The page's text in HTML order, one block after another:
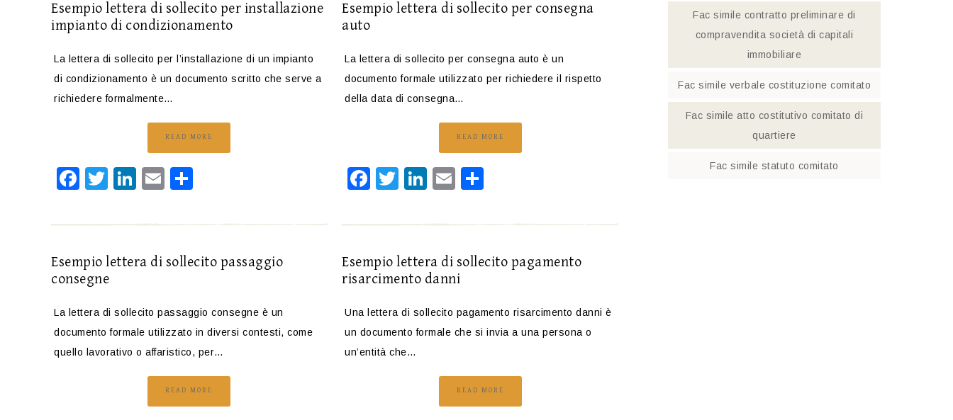
Esempio lettera di sollecito per installazione
impianto di condizionamento
La lettera di sollecito per l’installazione di un impianto
di condizionamento è un documento scritto che serve a
richiedere formalmente…
READ MORE
Facebook
Twitter
LinkedIn
Email
Esempio lettera di sollecito per consegna
auto
La lettera di sollecito per consegna auto è un
documento formale utilizzato per richiedere il rispetto
della data di consegna…
READ MORE
Facebook
Twitter
LinkedIn
Email
Esempio lettera di sollecito passaggio
consegne
La lettera di sollecito passaggio consegne è un
documento formale utilizzato in diversi contesti, come
quello lavorativo o affaristico, per…
READ MORE
Esempio lettera di sollecito pagamento
risarcimento danni
Una lettera di sollecito pagamento risarcimento danni è
un documento formale che si invia a una persona o
un’entità che…
READ MORE
Fac simile contratto preliminare di
compravendita società di capitali
immobiliare
Fac simile verbale costituzione comitato​
Fac simile atto costitutivo comitato di
quartiere​
Fac simile statuto comitato